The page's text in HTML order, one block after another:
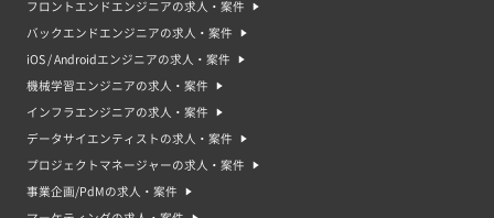
フロントエンドエンジニアの求人・案件
バックエンドエンジニアの求人・案件
iOS / Androidエンジニアの求人・案件
機械学習エンジニアの求人・案件
インフラエンジニアの求人・案件
データサイエンティストの求人・案件
プロジェクトマネージャーの求人・案件
事業企画/PdMの求人・案件